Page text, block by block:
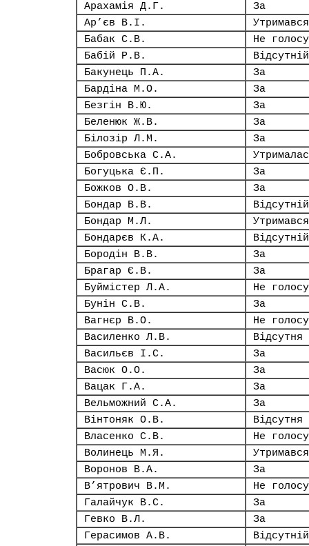
Арахамія Д.Г.
За
Ар’єв В.І.
Утримався
Бабак С.В.
Не
Бабій Р.В.
Відсутній
Бакунець П.А.
За
Бардіна М.О.
За
Безгін В.Ю.
За
Беленюк Ж.В.
За
Білозір Л.М.
За
Бобровська С.А.
Богуцька Є.П.
За
Божков О.В.
За
Бондар В.В.
Відсутній
Бондар М.Л.
Утримався
Бондарєв К.А.
Відсутній
Бородін В.В.
За
Брагар Є.В.
За
Буймістер Л.А.
Не
Бунін С.В.
За
Вагнєр В.О.
Не
Василенко Л.В.
Відсутня
Васильєв І.С.
За
Васюк О.О.
За
Вацак Г.А.
За
Вельможний С.А.
За
Вінтоняк О.В.
Відсутня
Власенко С.В.
Не
Волинець М.Я.
Утримався
Воронов В.А.
За
В’ятрович В.М.
Не
Галайчук В.С.
За
Гевко В.Л.
За
Герасимов А.В.
Відсутній